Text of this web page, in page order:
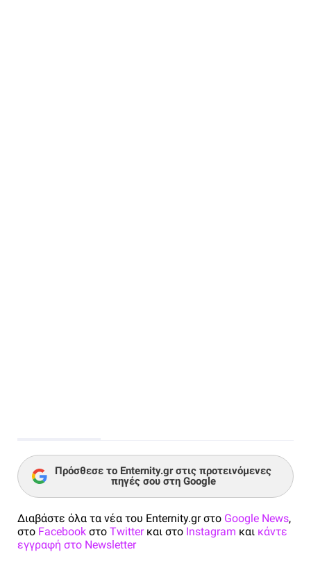
Πρόσθεσε το Enternity.gr στις προτεινόμενες
πηγές σου στη Google
Διαβάστε όλα τα νέα του Enternity.gr στο Google News,
στο Facebook στο Twitterκαι στο Instagram και κάντε
εγγραφή στο Newsletter